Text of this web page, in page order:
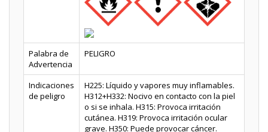
Palabra de
Advertencia
PELIGRO
Indicaciones
de peligro
H225: Líquido y vapores muy inflamables.
H312+H332: Nocivo en contacto con la piel
o si se inhala. H315: Provoca irritación
cutánea. H319: Provoca irritación ocular
grave. H350: Puede provocar cáncer.